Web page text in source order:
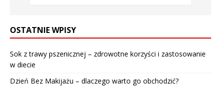
OSTATNIE WPISY
Sok z trawy pszenicznej – zdrowotne korzyści i zastosowanie
w diecie
Dzień Bez Makijażu – dlaczego warto go obchodzić?